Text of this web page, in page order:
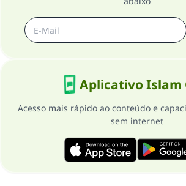
Aplicativo Islam
Acesso mais rápido ao conteúdo e
sem internet